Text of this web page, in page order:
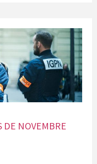
DE NOVEMBRE